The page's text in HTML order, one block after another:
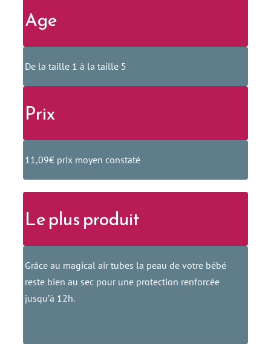
Age
De la taille 1 à la taille 5
Prix
11,09€ prix moyen constaté
Le plus produit
Grâce au magical air tubes la peau de votre bébé
reste bien au sec pour une protection renforcée
jusqu’à 12h.